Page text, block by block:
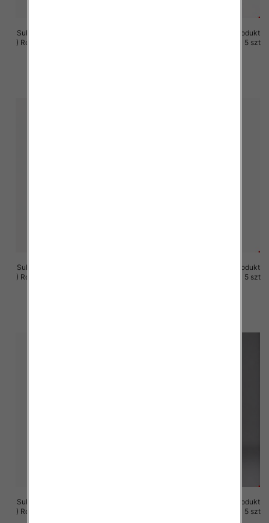
Sukienki damskie (Polska produkt
) Roz M-3XL, 1 Kolor Paczka 5 szt
Sukienki damskie (Polska produkt
) Roz M-3XL, 1 Kolor Paczka 5 szt
Sukienki damskie (Polska produkt
) Roz M-3XL, 1 Kolor Paczka 5 szt
Sukienki damskie (Polska produkt
) Roz M-3XL, 1 Kolor Paczka 5 szt
Sukienki damskie (Polska produkt
) Roz M-3XL, 1 Kolor Paczka 5 szt
Sukienki damskie (Polska produkt
) Roz M-3XL, 1 Kolor Paczka 5 szt